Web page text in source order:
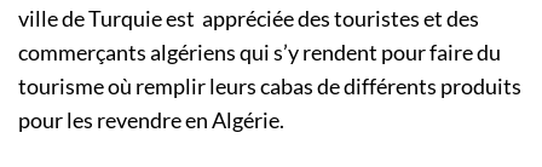
ville de Turquie est appréciée des touristes et des
commerçants algériens qui s’y rendent pour faire du
tourisme où remplir leurs cabas de différents produits
pour les revendre en Algérie.